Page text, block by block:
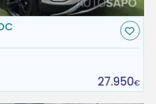
27.950€